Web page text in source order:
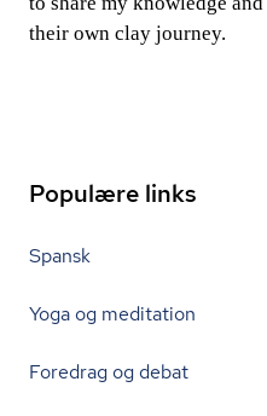
their own clay journey.
Populære links
Spansk
Yoga og meditation
Foredrag og debat